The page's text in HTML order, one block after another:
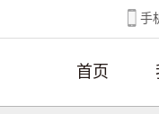
手
首页